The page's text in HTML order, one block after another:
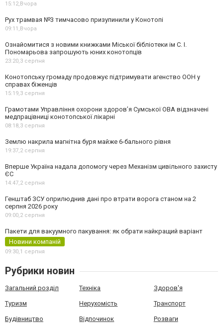
15:12,Вчора
Рух трамвая №3 тимчасово призупинили у Конотопі
09:11,Вчора
Ознайомитися з новими книжками Міської бібліотеки ім С. І.
Пономарьова запрошують юних конотопців
23:20,3 серпня
Конотопську громаду продовжує підтримувати агенство ООН у
справах біженців
15:19,3 серпня
Грамотами Управління охорони здоров’я Сумської ОВА відзначені
медпрацівниці конотопської лікарні
08:18,3 серпня
Землю накрила магнітна буря майже 6-бального рівня
19:37,2 серпня
Вперше Україна надала допомогу через Механізм цивільного захисту
ЄС
14:47,2 серпня
Генштаб ЗСУ оприлюднив дані про втрати ворога станом на 2
серпня 2026 року
09:00,2 серпня
Пакети для вакуумного пакування: як обрати найкращий варіант
Новини компаній
09:30,1 серпня
Рубрики новин
Загальний розділ Техніка Здоров'я
Туризм Нерухомість Транспорт
Будівництво Відпочинок Розваги